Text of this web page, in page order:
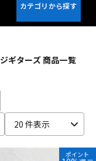
ウクレレ
ギターズ 商品一覧
20 件表示
ポイント